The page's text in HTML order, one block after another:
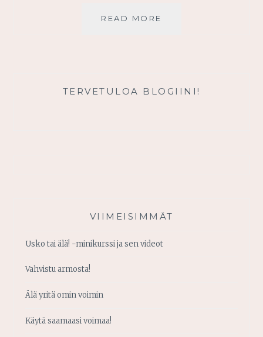
READ MORE
TERVETULOA BLOGIINI!
VIIMEISIMMÄT
Usko tai älä! -minikurssi ja sen videot
Vahvistu armosta!
Älä yritä omin voimin
Käytä saamaasi voimaa!